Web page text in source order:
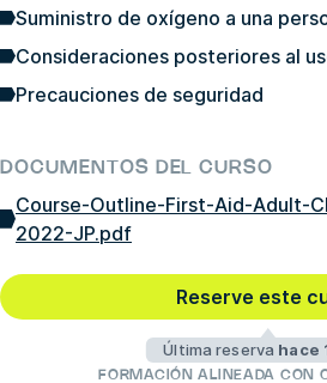
Suministro de oxígeno a una
Consideraciones posteriores al
Precauciones de seguridad
DOCUMENTOS DEL CURSO
Course-Outline-First-Aid-Adult-
2022-JP.pdf
Reserve este
Última reserva hace
FORMACIÓN ALINEADA CON